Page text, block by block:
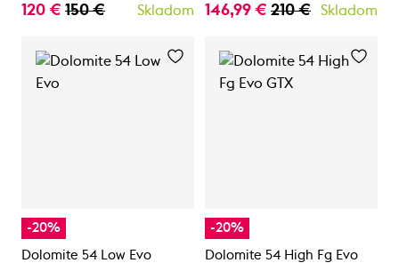
120 € 150 € Skladom 146,99 € 210 € Skladom
-20%
Dolomite 54 Low Evo
-20%
Dolomite 54 High Fg Evo